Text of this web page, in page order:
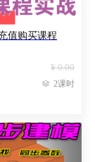
值购买课程
¥ 0.00
 2课时